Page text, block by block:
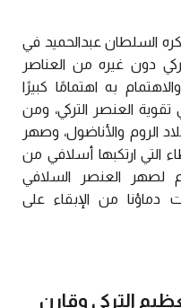
السلطان عبدالحميد في
دون غيره من العناصر
به اهتمامًا كبيرًا
تقوية العنصر التركي، ومن
الروم والأناضول، وصهر
التي ارتكبها أسلافي من
لصهر العنصر السلافي
دماؤنا من الإبقاء على
التركي وقارن